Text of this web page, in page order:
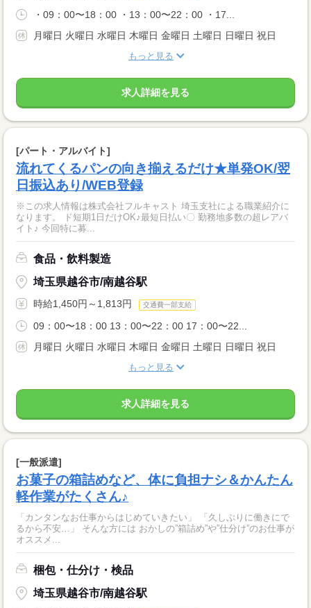
・09：00〜18：00 ・13：00〜22：00 ・17...
月曜日 火曜日 水曜日 木曜日 金曜日 土曜日 日曜日 祝日
もっと見る
求人詳細を見る
[パート・アルバイト]
流れてくるパンの向き揃えるだけ★単発OK/翌
日振込あり/WEB登録
※この求人情報は株式会社フルキャスト 埼玉支社による職業紹介に
なります。 ド短期1日だけOK♪最短日払い〇 勤務地多数の超レアバ
イト♪ 今回特に募...
食品・飲料製造
埼玉県越谷市/南越谷駅
時給1,450円～1,813円 交通費一部支給
09：00〜18：00 13：00〜22：00 17：00〜22...
月曜日 火曜日 水曜日 木曜日 金曜日 土曜日 日曜日 祝日
もっと見る
求人詳細を見る
[一般派遣]
お菓子の箱詰めなど、体に負担ナシ＆かんたん
軽作業がたくさん♪
「カンタンなお仕事からはじめていきたい」 「久しぶりに働きにで
るから不安…」 そんな方には おかしの”箱詰め”や”仕分け”のお仕事が
オススメ...
梱包・仕分け・検品
埼玉県越谷市/南越谷駅